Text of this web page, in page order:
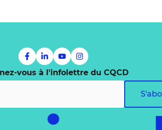
vous à l'infolettre du CQCD